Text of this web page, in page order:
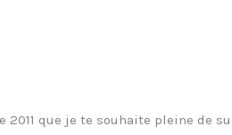
que je te souhaite pleine de